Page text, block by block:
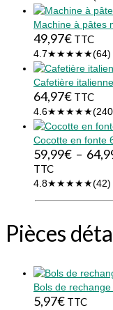
Machine à pâtes
49,97€ TTC
4.7★★★★★(64)
Cafetière
64,97€ TTC
4.6★★★★★
Cocotte en fonte
59,99€ –
TTC
4.8★★★★★(42)
Pièces
Bols de
5,97€ TTC